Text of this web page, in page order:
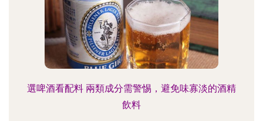
選啤酒看配料 兩類成分需警惕，避免味寡淡的酒精
飲料